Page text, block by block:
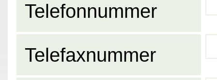
Telefonnummer
Telefaxnummer